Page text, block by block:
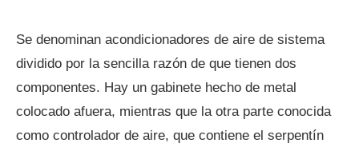
Se denominan acondicionadores de aire de sistema
dividido por la sencilla razón de que tienen dos
componentes. Hay un gabinete hecho de metal
colocado afuera, mientras que la otra parte conocida
como controlador de aire, que contiene el serpentín